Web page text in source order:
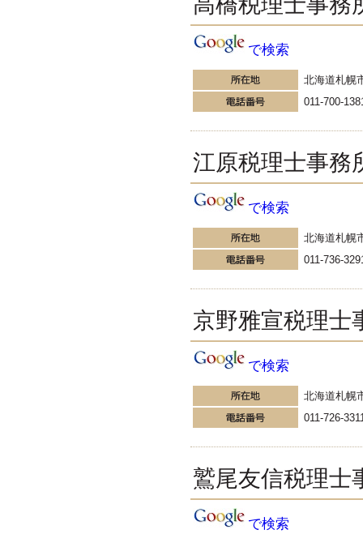
で検索
北海道札幌
011-700-
江原税理士事務
で検索
北海道札幌
011-736-
京野雅宣税理士
で検索
北海道札幌
011-726-
鷲尾友信税理士
で検索